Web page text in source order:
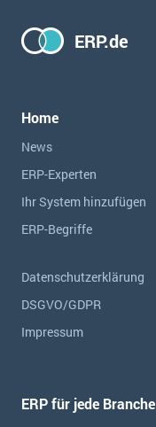
ERP.de
Home
News
ERP-Experten
Ihr System hinzufügen
ERP-Begriffe
Datenschutzerklärung
DSGVO/GDPR
Impressum
ERP für jede Branche